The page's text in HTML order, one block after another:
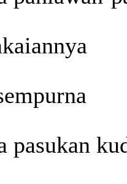
pasukan